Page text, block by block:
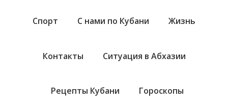
Спорт С нами по Кубани Жизнь
Контакты Ситуация в Абхазии
Рецепты Кубани Гороскопы